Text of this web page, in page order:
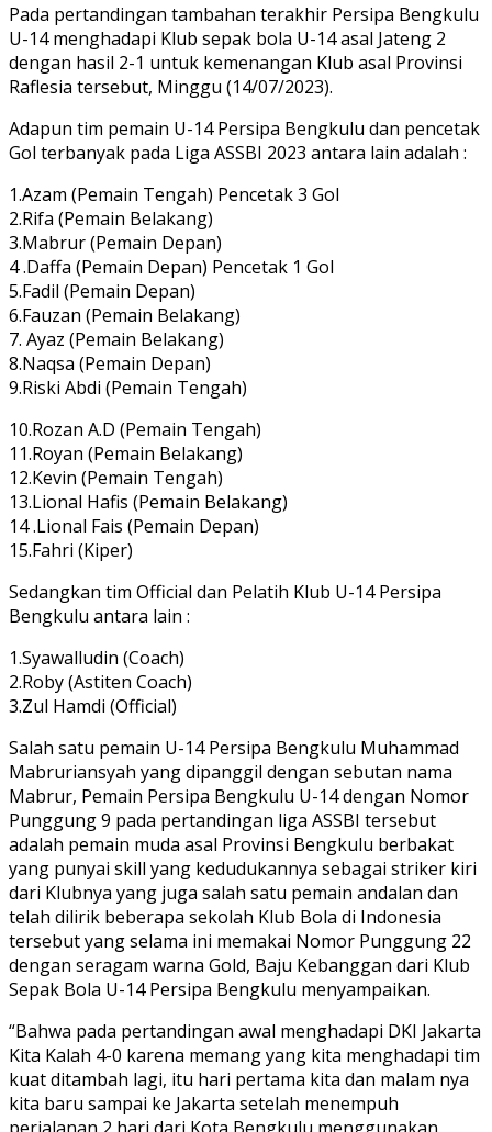
Pada pertandingan tambahan terakhir Persipa Bengkulu
U-14 menghadapi Klub sepak bola U-14 asal Jateng 2
dengan hasil 2-1 untuk kemenangan Klub asal Provinsi
Raflesia tersebut, Minggu (14/07/2023).
Adapun tim pemain U-14 Persipa Bengkulu dan pencetak
Gol terbanyak pada Liga ASSBI 2023 antara lain adalah :
1.Azam (Pemain Tengah) Pencetak 3 Gol
2.Rifa (Pemain Belakang)
3.Mabrur (Pemain Depan)
4 .Daffa (Pemain Depan) Pencetak 1 Gol
5.Fadil (Pemain Depan)
6.Fauzan (Pemain Belakang)
7. Ayaz (Pemain Belakang)
8.Naqsa (Pemain Depan)
9.Riski Abdi (Pemain Tengah)
10.Rozan A.D (Pemain Tengah)
11.Royan (Pemain Belakang)
12.Kevin (Pemain Tengah)
13.Lional Hafis (Pemain Belakang)
14 .Lional Fais (Pemain Depan)
15.Fahri (Kiper)
Sedangkan tim Official dan Pelatih Klub U-14 Persipa
Bengkulu antara lain :
1.Syawalludin (Coach)
2.Roby (Astiten Coach)
3.Zul Hamdi (Official)
Salah satu pemain U-14 Persipa Bengkulu Muhammad
Mabruriansyah yang dipanggil dengan sebutan nama
Mabrur, Pemain Persipa Bengkulu U-14 dengan Nomor
Punggung 9 pada pertandingan liga ASSBI tersebut
adalah pemain muda asal Provinsi Bengkulu berbakat
yang punyai skill yang kedudukannya sebagai striker kiri
dari Klubnya yang juga salah satu pemain andalan dan
telah dilirik beberapa sekolah Klub Bola di Indonesia
tersebut yang selama ini memakai Nomor Punggung 22
dengan seragam warna Gold, Baju Kebanggan dari Klub
Sepak Bola U-14 Persipa Bengkulu menyampaikan.
“Bahwa pada pertandingan awal menghadapi DKI Jakarta
Kita Kalah 4-0 karena memang yang kita menghadapi tim
kuat ditambah lagi, itu hari pertama kita dan malam nya
kita baru sampai ke Jakarta setelah menempuh